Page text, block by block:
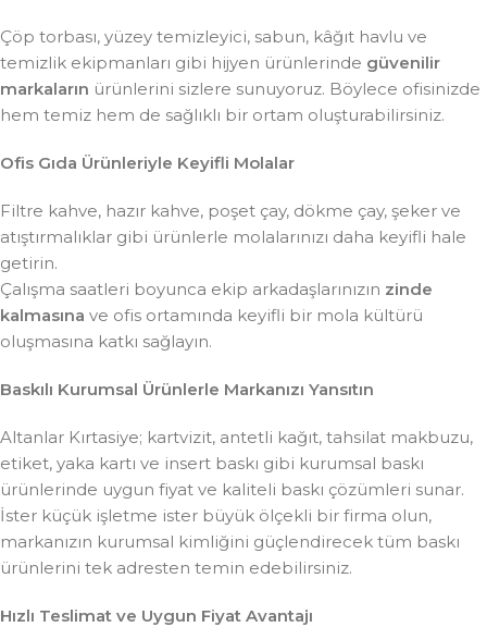
Çöp torbası, yüzey temizleyici, sabun, kâğıt havlu ve
temizlik ekipmanları gibi hijyen ürünlerinde güvenilir
markaların ürünlerini sizlere sunuyoruz. Böylece ofisinizde
hem temiz hem de sağlıklı bir ortam oluşturabilirsiniz.
Ofis Gıda Ürünleriyle Keyifli Molalar
Filtre kahve, hazır kahve, poşet çay, dökme çay, şeker ve
atıştırmalıklar gibi ürünlerle molalarınızı daha keyifli hale
getirin.
Çalışma saatleri boyunca ekip arkadaşlarınızın zinde
kalmasına ve ofis ortamında keyifli bir mola kültürü
oluşmasına katkı sağlayın.
Baskılı Kurumsal Ürünlerle Markanızı Yansıtın
Altanlar Kırtasiye; kartvizit, antetli kağıt, tahsilat makbuzu,
etiket, yaka kartı ve insert baskı gibi kurumsal baskı
ürünlerinde uygun fiyat ve kaliteli baskı çözümleri sunar.
İster küçük işletme ister büyük ölçekli bir firma olun,
markanızın kurumsal kimliğini güçlendirecek tüm baskı
ürünlerini tek adresten temin edebilirsiniz.
Hızlı Teslimat ve Uygun Fiyat Avantajı